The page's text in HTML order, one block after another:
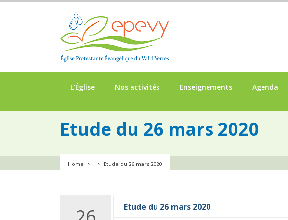
L’Église Nos activités Enseignements Agenda
Home Etude du 26 mars 2020
Etude du 26 mars 2020
Etude du 26 mars 2020